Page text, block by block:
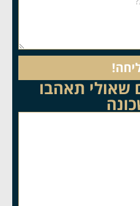
שאולי תאהבו